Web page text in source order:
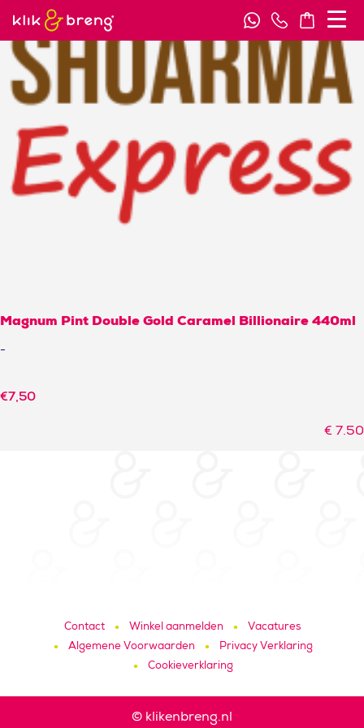
Magnum Pint Double Gold Caramel Billionaire 440ml
-
€7,50
€ 7.50
Contact Winkel aanmelden
Vacatures
Algemene Voorwaarden
Privacy Verklaring
Cookieverklaring
© klikenbreng.nl